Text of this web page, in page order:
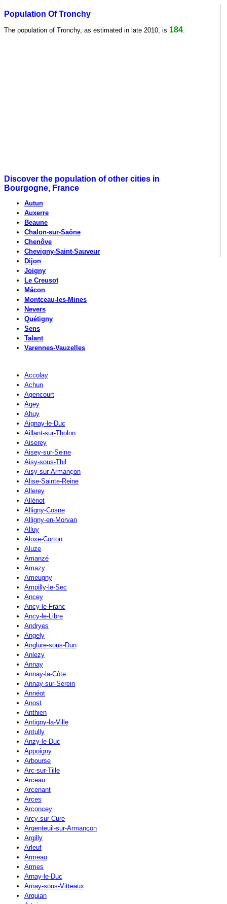
Population Of Tronchy
The population of Tronchy, as estimated in late 2010, is 184
Discover the population of other cities in
Bourgogne, France
Autun
Auxerre
Beaune
Chalon-sur-Saône
Chenôve
Chevigny-Saint-Sauveur
Dijon
Joigny
Le Creusot
Mâcon
Montceau-les-Mines
Nevers
Quétigny
Sens
Talant
Varennes-Vauzelles
Accolay
Achun
Agencourt
Agey
Ahuy
Aignay-le-Duc
Aillant-sur-Tholon
Aiserey
Aisey-sur-Seine
Aisy-sous-Thil
Aisy-sur-Armançon
Alise-Sainte-Reine
Allerey
Allériot
Alligny-Cosne
Alligny-en-Morvan
Alluy
Aloxe-Corton
Aluze
Amanzé
Amazy
Ameugny
Ampilly-le-Sec
Ancey
Ancy-le-Franc
Ancy-le-Libre
Andryes
Angely
Anglure-sous-Dun
Anlezy
Annay
Annay-la-Côte
Annay-sur-Serein
Annéot
Anost
Anthien
Antigny-la-Ville
Antully
Anzy-le-Duc
Appoigny
Arbourse
Arc-sur-Tille
Arceau
Arcenant
Arces
Arconcey
Arcy-sur-Cure
Argenteuil-sur-Armançon
Argilly
Arleuf
Armeau
Armes
Arnay-le-Duc
Arnay-sous-Vitteaux
Arquian